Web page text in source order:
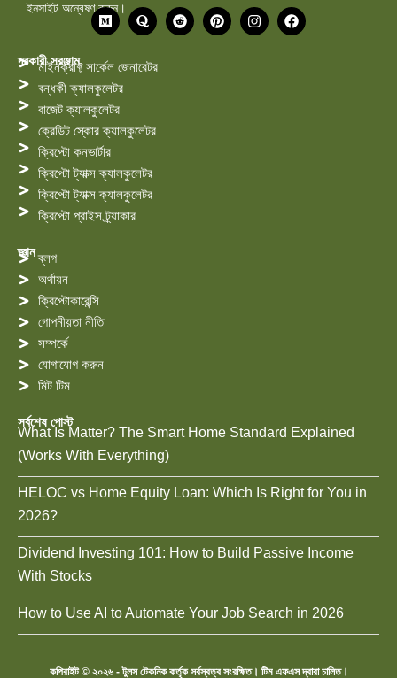
ইনসাইট অন্বেষণ করুন।
মা
ঝা
কো
রা
রে
ডি
পি
ন্টা
ই
ন
ফে
স
দরকারী সরঞ্জাম
মাইনক্রাফ্ট সার্কেল জেনারেটর
বন্ধকী ক্যালকুলেটর
বাজেট ক্যালকুলেটর
ক্রেডিট স্কোর ক্যালকুলেটর
ক্রিপ্টো কনভার্টার
ক্রিপ্টো ট্যাক্স ক্যালকুলেটর
ক্রিপ্টো ট্যাক্স ক্যালকুলেটর
ক্রিপ্টো প্রাইস ট্র্যাকার
জ্ঞানব্লগ
অর্থায়ন
ক্রিপ্টোকারেন্সি
গোপনীয়তা নীতি
সম্পর্কে
যোগাযোগ করুন
মিট টিম
সর্বশেষ পোস্ট
What Is Matter? The Smart Home Standard Explained
(Works With Everything)
HELOC vs Home Equity Loan: Which Is Right for You in
2026?
Dividend Investing 101: How to Build Passive Income
With Stocks
How to Use AI to Automate Your Job Search in 2026
কপিরাইট © ২০২৬ - টুলস টেকনিক কর্তৃক সর্বস্বত্ব সংরক্ষিত। টিম এফএস দ্বারা চালিত।